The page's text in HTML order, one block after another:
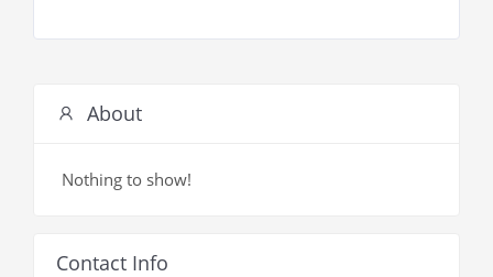
About
Nothing to show!
Contact Info